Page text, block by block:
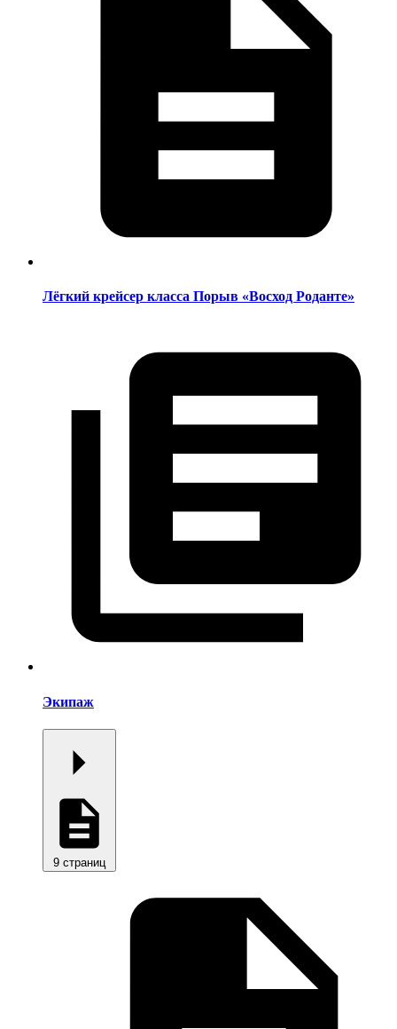
Лёгкий крейсер класса Порыв «Восход Роданте»
Экипаж
9 страниц